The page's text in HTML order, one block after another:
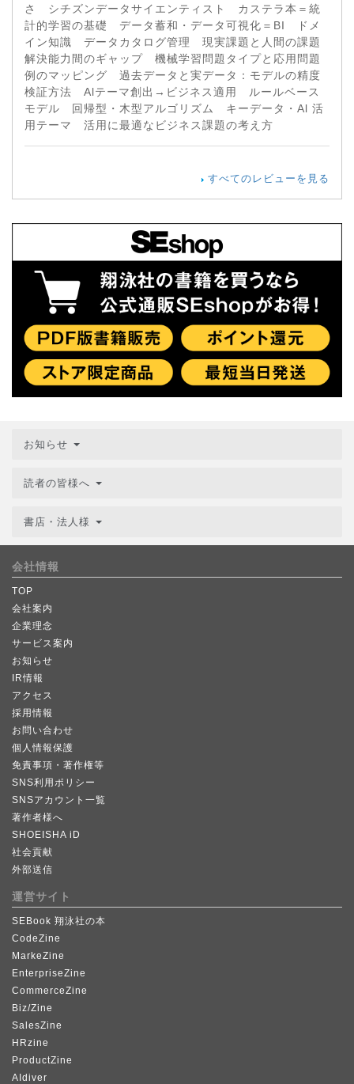
さ シチズンデータサイエンティスト カステラ本＝統
計的学習の基礎 データ蓄和・データ可視化＝BI ドメ
イン知識 データカタログ管理 現実課題と人間の課題
解決能力間のギャップ 機械学習問題タイプと応用問題
例のマッピング 過去データと実データ：モデルの精度
検証方法 Alテーマ創出→ビジネス適用 ルールベース
モデル 回帰型・木型アルゴリズム キーデータ・Al 活
用テーマ 活用に最適なビジネス課題の考え方
すべてのレビューを見る
お知らせ
読者の皆様へ
書店・法人様
会社情報
TOP
会社案内
企業理念
サービス案内
お知らせ
IR情報
アクセス
採用情報
お問い合わせ
個人情報保護
免責事項・著作権等
SNS利用ポリシー
SNSアカウント一覧
著作者様へ
SHOEISHA iD
社会貢献
外部送信
運営サイト
SEBook 翔泳社の本
CodeZine
MarkeZine
EnterpriseZine
CommerceZine
Biz/Zine
SalesZine
HRzine
ProductZine
AIdiver